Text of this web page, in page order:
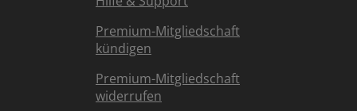
Premium-Mitgliedschaft
kündigen
Premium-Mitgliedschaft
widerrufen